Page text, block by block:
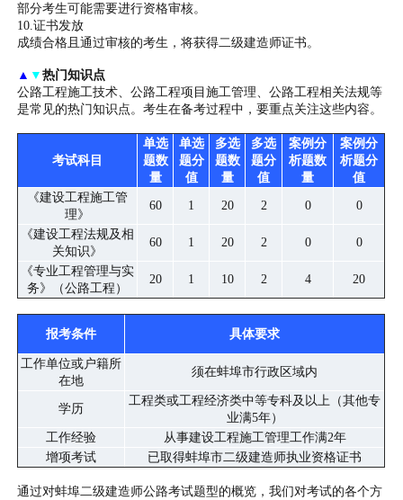
部分考生可能需要进行资格审核。
10.证书发放
成绩合格且通过审核的考生，将获得二级建造师证书。
▲ ▼热门知识点
公路工程施工技术、公路工程项目施工管理、公路工程相关法规等
是常见的热门知识点。考生在备考过程中，要重点关注这些内容。
考试科目
单选
题数
量
单选
题分
值
多选
题数
量
多选
题分
值
案例分
析题数
量
案例分
析题分
值
《建设工程施工管
理》
60 1 20 2 0
0
《建设工程法规及相
关知识》
60 1 20 2 0
0
《专业工程管理与实
务》（公路工程）
20 1 10 2 4 20
报考条件 具体要求
工作单位或户籍所
在地
须在蚌埠市行政区域内
学历
工程类或工程经济类中等专科及以上（其他专
业满5年）
工作经验
从事建设工程施工管理工作满2年
增项考试
已取得蚌埠市二级建造师执业资格证书
通过对蚌埠二级建造师公路考试题型的概览，我们对考试的各个方